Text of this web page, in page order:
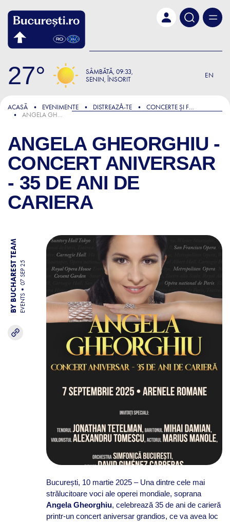
27 SÂMBĂTĂ 09:33
SENIN, ÎNSORIT
EN
ACASĂ EVENIMENTE DISTREAZǍ-TE
CONCERTE ȘI FESTIVALURI
ANGELA GHEORGHIU - CONCERT ANIVERSAR - 35 DE ANI DE CARIERA
ANGELA GHEORGHIU -
CONCERT ANIVERSAR
- 35 DE ANI DE
CARIERA
BY BUCHAREST TEAM EVENTS
07 SEP 25
București, 10 martie 2025 – Una dintre cele mai
strălucitoare voci ale operei mondiale, soprana
Angela Gheorghiu, celebrează 35 de ani de carieră
printr-un concert aniversar grandios, ce va avea loc